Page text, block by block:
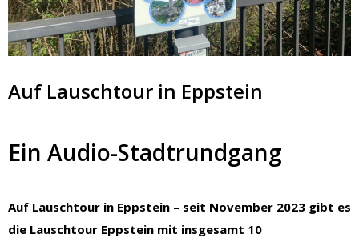
Auf Lauschtour in Eppstein
Ein Audio-Stadtrundgang
Auf Lauschtour in Eppstein – seit November 2023 gibt es
die Lauschtour Eppstein mit insgesamt 10